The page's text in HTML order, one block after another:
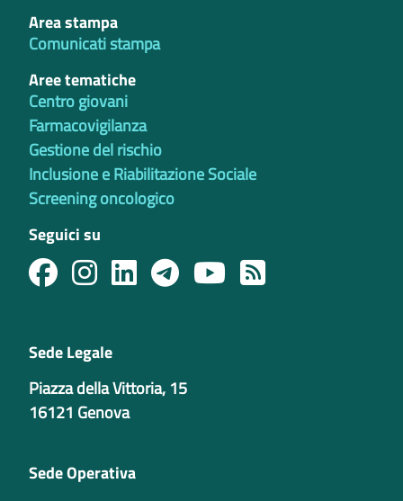
Area stampa
Comunicati stampa
Aree tematiche
Centro giovani
Farmacovigilanza
Gestione del rischio
Inclusione e Riabilitazione Sociale
Screening oncologico
Seguici su
Sede Legale
Piazza della Vittoria, 15
16121 Genova
Sede Operativa